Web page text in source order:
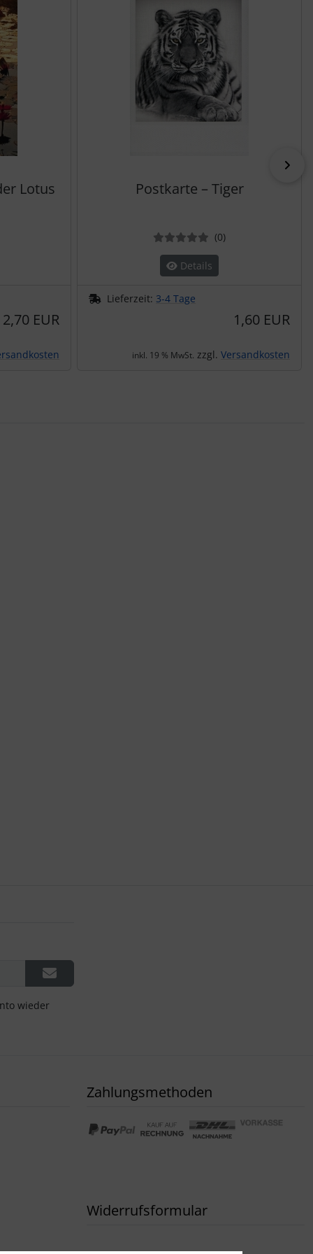
Lotus
2,70 EUR
Postkarte – Tiger
(0Bewertungen
)
Details
Lieferzeit: 3-4 Tage
1,60 EUR
inkl. 19 % MwSt. zzgl. Versandkosten
wieder
Zahlungsmethoden
Widerrufsformular